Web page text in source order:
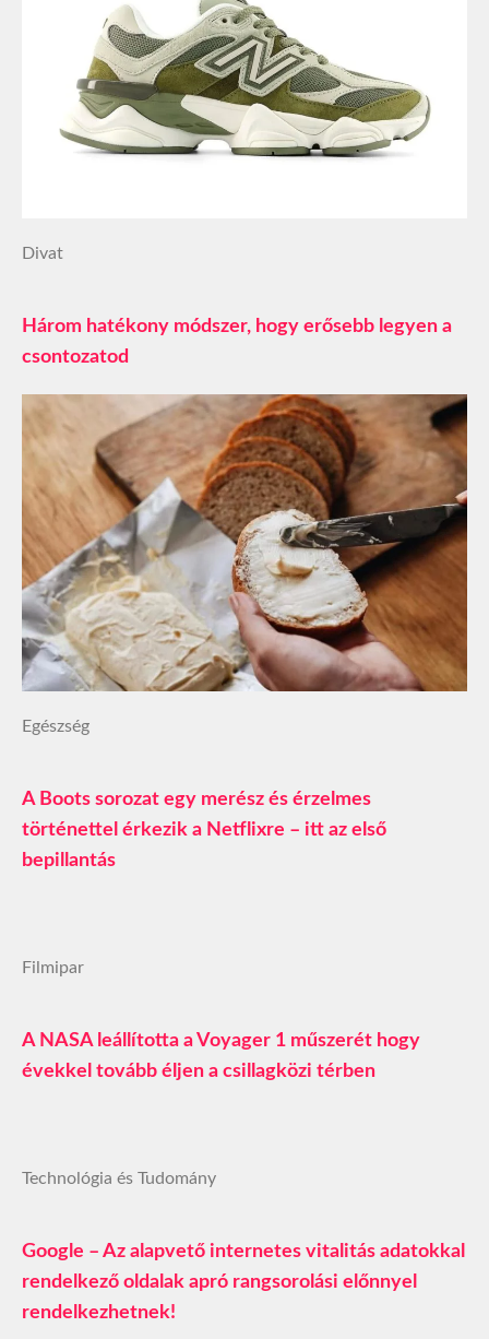
Divat
Három hatékony módszer, hogy erősebb legyen a
csontozatod
Egészség
A Boots sorozat egy merész és érzelmes
történettel érkezik a Netflixre – itt az első
bepillantás
Filmipar
A NASA leállította a Voyager 1 műszerét hogy
évekkel tovább éljen a csillagközi térben
Technológia és Tudomány
Google – Az alapvető internetes vitalitás adatokkal
rendelkező oldalak apró rangsorolási előnnyel
rendelkezhetnek!